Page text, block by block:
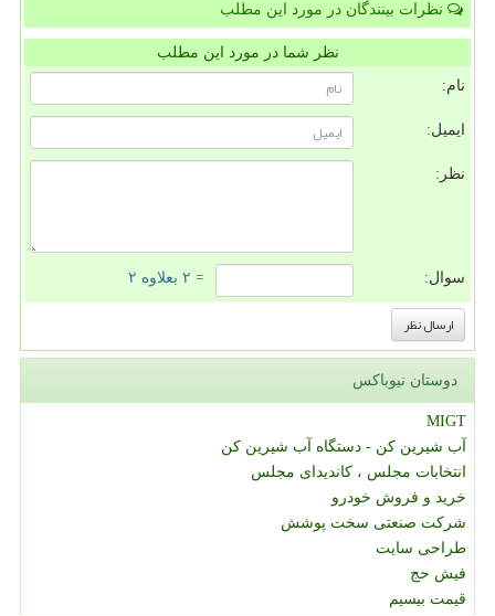
نظرات بینندگان در مورد این مطلب
نظر شما در مورد این مطلب
نام:
ایمیل:
نظر:
سوال: = ۲ بعلاوه ۲
دوستان نیوباکس
MIGT
آب شیرین کن - دستگاه آب شیرین کن
انتخابات مجلس ، کاندیدای مجلس
خرید و فروش خودرو
شرکت صنعتی سخت پوشش
طراحی سایت
فیش حج
قیمت بیسیم